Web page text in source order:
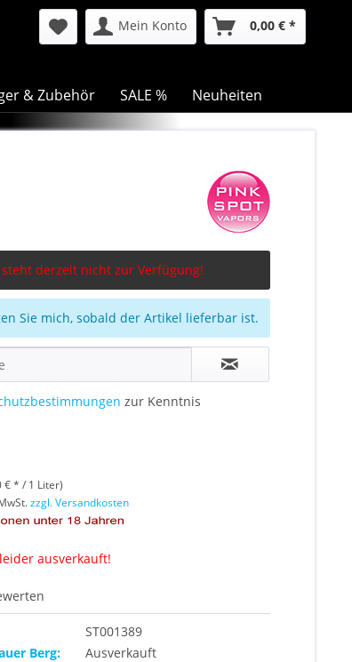
Mein Konto 0,00 € *
& Zubehör SALE % Neuheiten
derzeit nicht zur Verfügung!
Sie mich, sobald der Artikel lieferbar ist.
zur Kenntnis
€ * / 1 Liter)
zzgl. Versandkosten
ausverkauft!
ST001389
Berg:
Ausverkauft